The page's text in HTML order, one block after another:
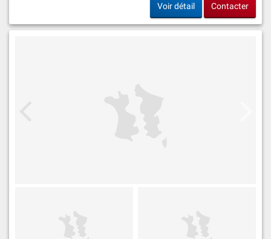
Voir détail Contacter